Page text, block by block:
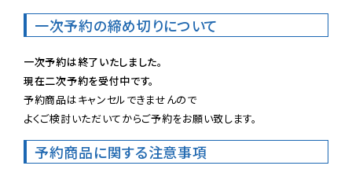
一次予約の締め切りについて
一次予約は終了いたしました。
現在二次予約を受付中です。
予約商品はキャンセルできませんので
よくご検討いただいてからご予約をお願い致します。
予約商品に関する注意事項